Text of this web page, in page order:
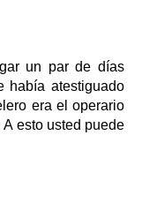
un par de días
había atestiguado
era el operario
A esto usted puede